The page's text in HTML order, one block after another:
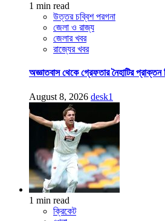
1 min read
উত্তর চব্বিশ পরগনা
জেলা ও রাজ্য
জেলার খবর
রাজ্যের খবর
অজ্ঞাতবাস থেকে গ্রেফতার নৈহাটির প্রাক্তন
August 8, 2026 desk1
1 min read
ক্রিকেট